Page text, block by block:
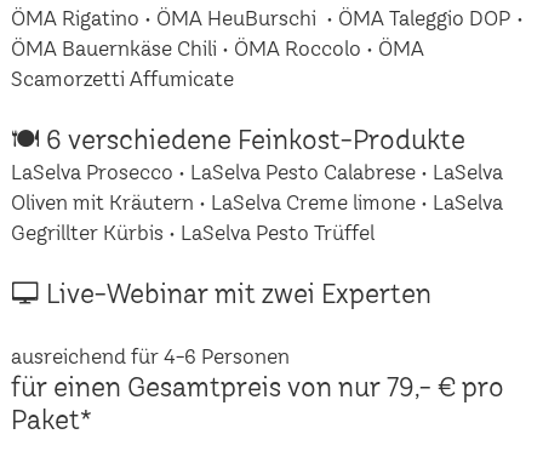
ÖMA Rigatino • ÖMA HeuBurschi • ÖMA Taleggio DOP •
ÖMA Bauernkäse Chili • ÖMA Roccolo • ÖMA
Scamorzetti Affumicate
🍽 6 verschiedene Feinkost-Produkte
LaSelva Prosecco • LaSelva Pesto Calabrese • LaSelva
Oliven mit Kräutern • LaSelva Creme limone • LaSelva
Gegrillter Kürbis • LaSelva Pesto Trüffel
🖵 Live-Webinar mit zwei Experten
ausreichend für 4-6 Personen
für einen Gesamtpreis von nur 79,- € pro
Paket*